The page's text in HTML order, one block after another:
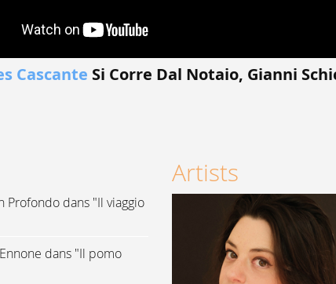
Cascante Si Corre Dal Notaio, Gianni
Profondo dans "Il viaggio
dans "Il pomo
Artists